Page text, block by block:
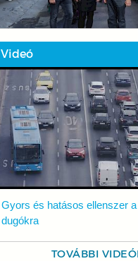
Videó
Gyors és hatásos ellenszer
dugókra
TOVÁBBI